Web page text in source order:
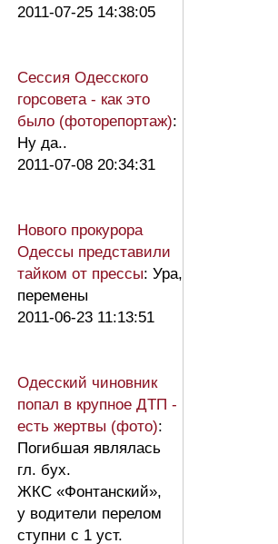
2011-07-25 14:38:05
Сессия Одесского
горсовета - как это
было (фоторепортаж):
Ну да..
2011-07-08 20:34:31
Нового прокурора
Одессы представили
тайком от прессы: Ура,
перемены
2011-06-23 11:13:51
Одесский чиновник
попал в крупное ДТП -
есть жертвы (фото):
Погибшая являлась
гл. бух.
ЖКС «Фонтанский»,
у водители перелом
ступни с 1 уст.